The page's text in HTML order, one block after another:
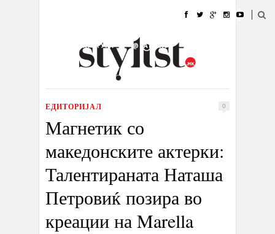
УБАВИНА
КУЛТУРА @РАБОТА
ИЗЛОГ
ЕДИТОРИЈАЛ 0
Магнетик со
македонските актерки:
Талентираната Наташа
Петровиќ позира во
креации на Marella